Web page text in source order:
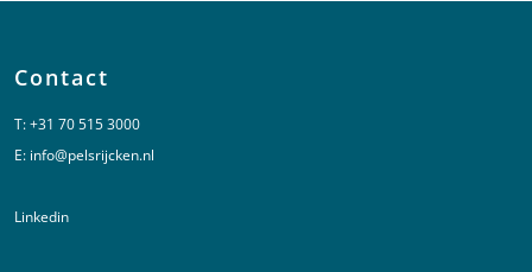
Contact
T:+31 70 515 3000
E: info@pelsrijcken.nl
Linkedin